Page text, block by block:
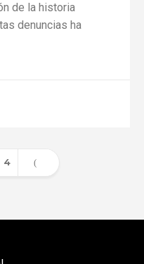
de la historia
denuncias ha
4